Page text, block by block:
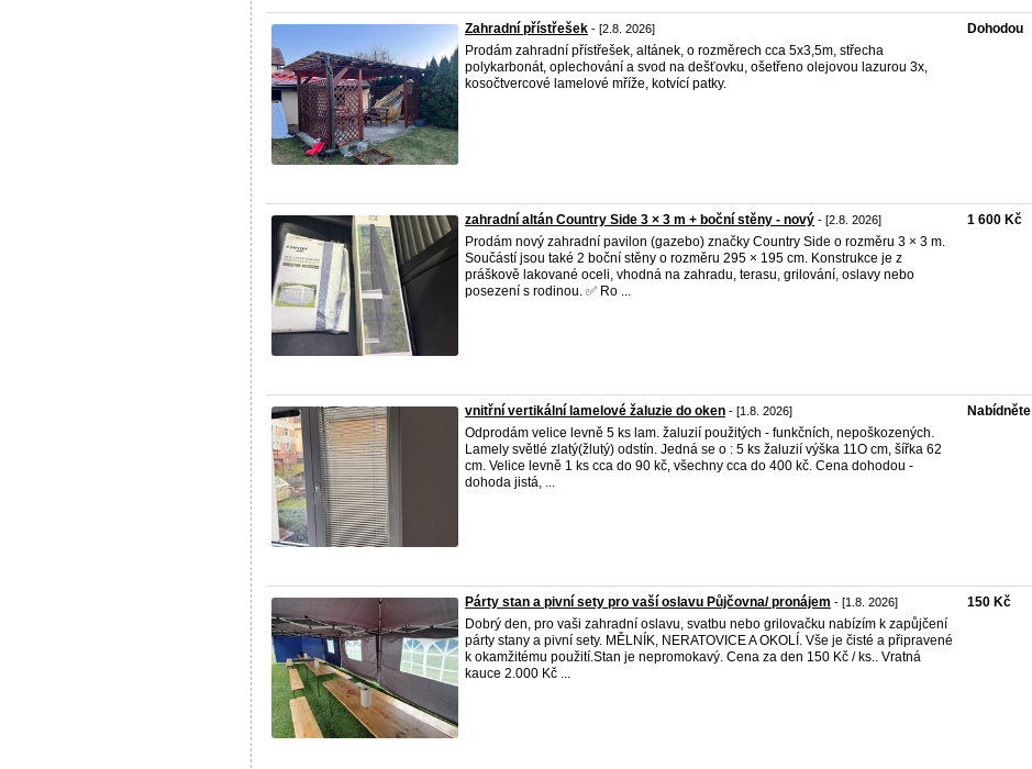
Zahradní přístřešek - [2.8. 2026]
Prodám zahradní přístřešek, altánek, o rozměrech cca 5x3,5m, střecha
polykarbonát, oplechování a svod na dešťovku, ošetřeno olejovou lazurou 3x,
kosočtvercové lamelové mříže, kotvící patky.
Dohodou
zahradní altán Country Side 3 × 3 m + boční stěny - nový - [2.8. 2026]
Prodám nový zahradní pavilon (gazebo) značky Country Side o rozměru 3 × 3 m.
Součástí jsou také 2 boční stěny o rozměru 295 × 195 cm. Konstrukce je z
práškově lakované oceli, vhodná na zahradu, terasu, grilování, oslavy nebo
posezení s rodinou. ✅ Ro ...
1 600 Kč
vnitřní vertikální lamelové žaluzie do oken - [1.8. 2026]
Odprodám velice levně 5 ks lam. žaluzií použitých - funkčních, nepoškozených.
Lamely světlé zlatý(žlutý) odstín. Jedná se o : 5 ks žaluzií výška 11O cm, šířka 62
cm. Velice levně 1 ks cca do 90 kč, všechny cca do 400 kč. Cena dohodou -
dohoda jistá, ...
Nabídněte
Párty stan a pivní sety pro vaší oslavu Půjčovna/ pronájem - [1.8. 2026]
Dobrý den, pro vaši zahradní oslavu, svatbu nebo grilovačku nabízím k zapůjčení
párty stany a pivní sety. MĚLNÍK, NERATOVICE A OKOLÍ. ​Vše je čisté a připravené
k okamžitému použití.Stan je nepromokavý. Cena za den 150 Kč / ks.. Vratná
kauce 2.000 Kč ...
150 Kč